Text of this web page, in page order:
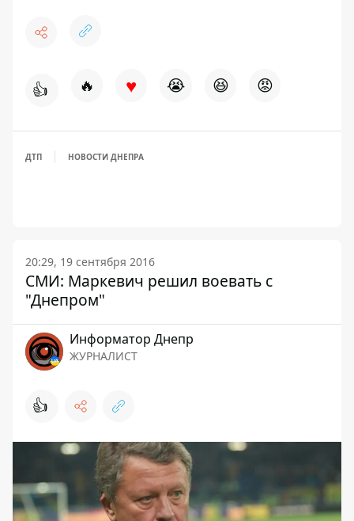
👍 🔥 ♥ 😭 😆 😡
ДТП НОВОСТИ ДНЕПРА
20:29, 19 сентября 2016
СМИ: Маркевич решил воевать с
"Днепром"
Информатор Днепр
ЖУРНАЛИСТ
👍